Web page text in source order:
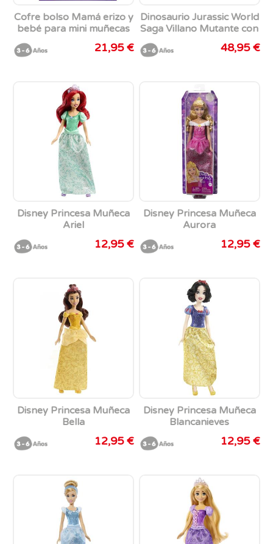
Cofre bolso Mamá erizo y
bebé para mini muñecas
21,95 €
Dinosaurio Jurassic World
Saga Villano Mutante con
sonidos.25,40x55,88x17,78
48,95 €
Disney Princesa Muñeca
Ariel
12,95 €
Disney Princesa Muñeca
Aurora
12,95 €
Disney Princesa Muñeca
Bella
12,95 €
Disney Princesa Muñeca
Blancanieves
12,95 €